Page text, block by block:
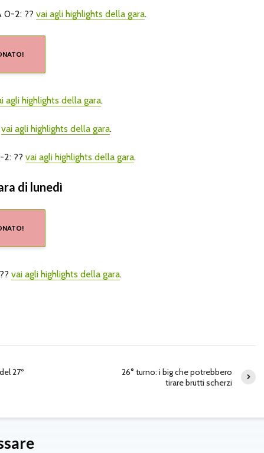
0-2: ?? vai agli highlights della gara.
agli highlights della gara.
vai agli highlights della gara.
2: ?? vai agli highlights della gara.
di lunedì
vai agli highlights della gara.
27º
26° turno: i big che potrebbero
tirare brutti scherzi